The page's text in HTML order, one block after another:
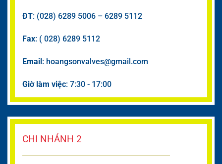
ĐT: (028) 6289 5006 – 6289 5112
Fax: ( 028) 6289 5112
Email: hoangsonvalves@gmail.com
Giờ làm việc: 7:30 - 17:00
CHI NHÁNH 2